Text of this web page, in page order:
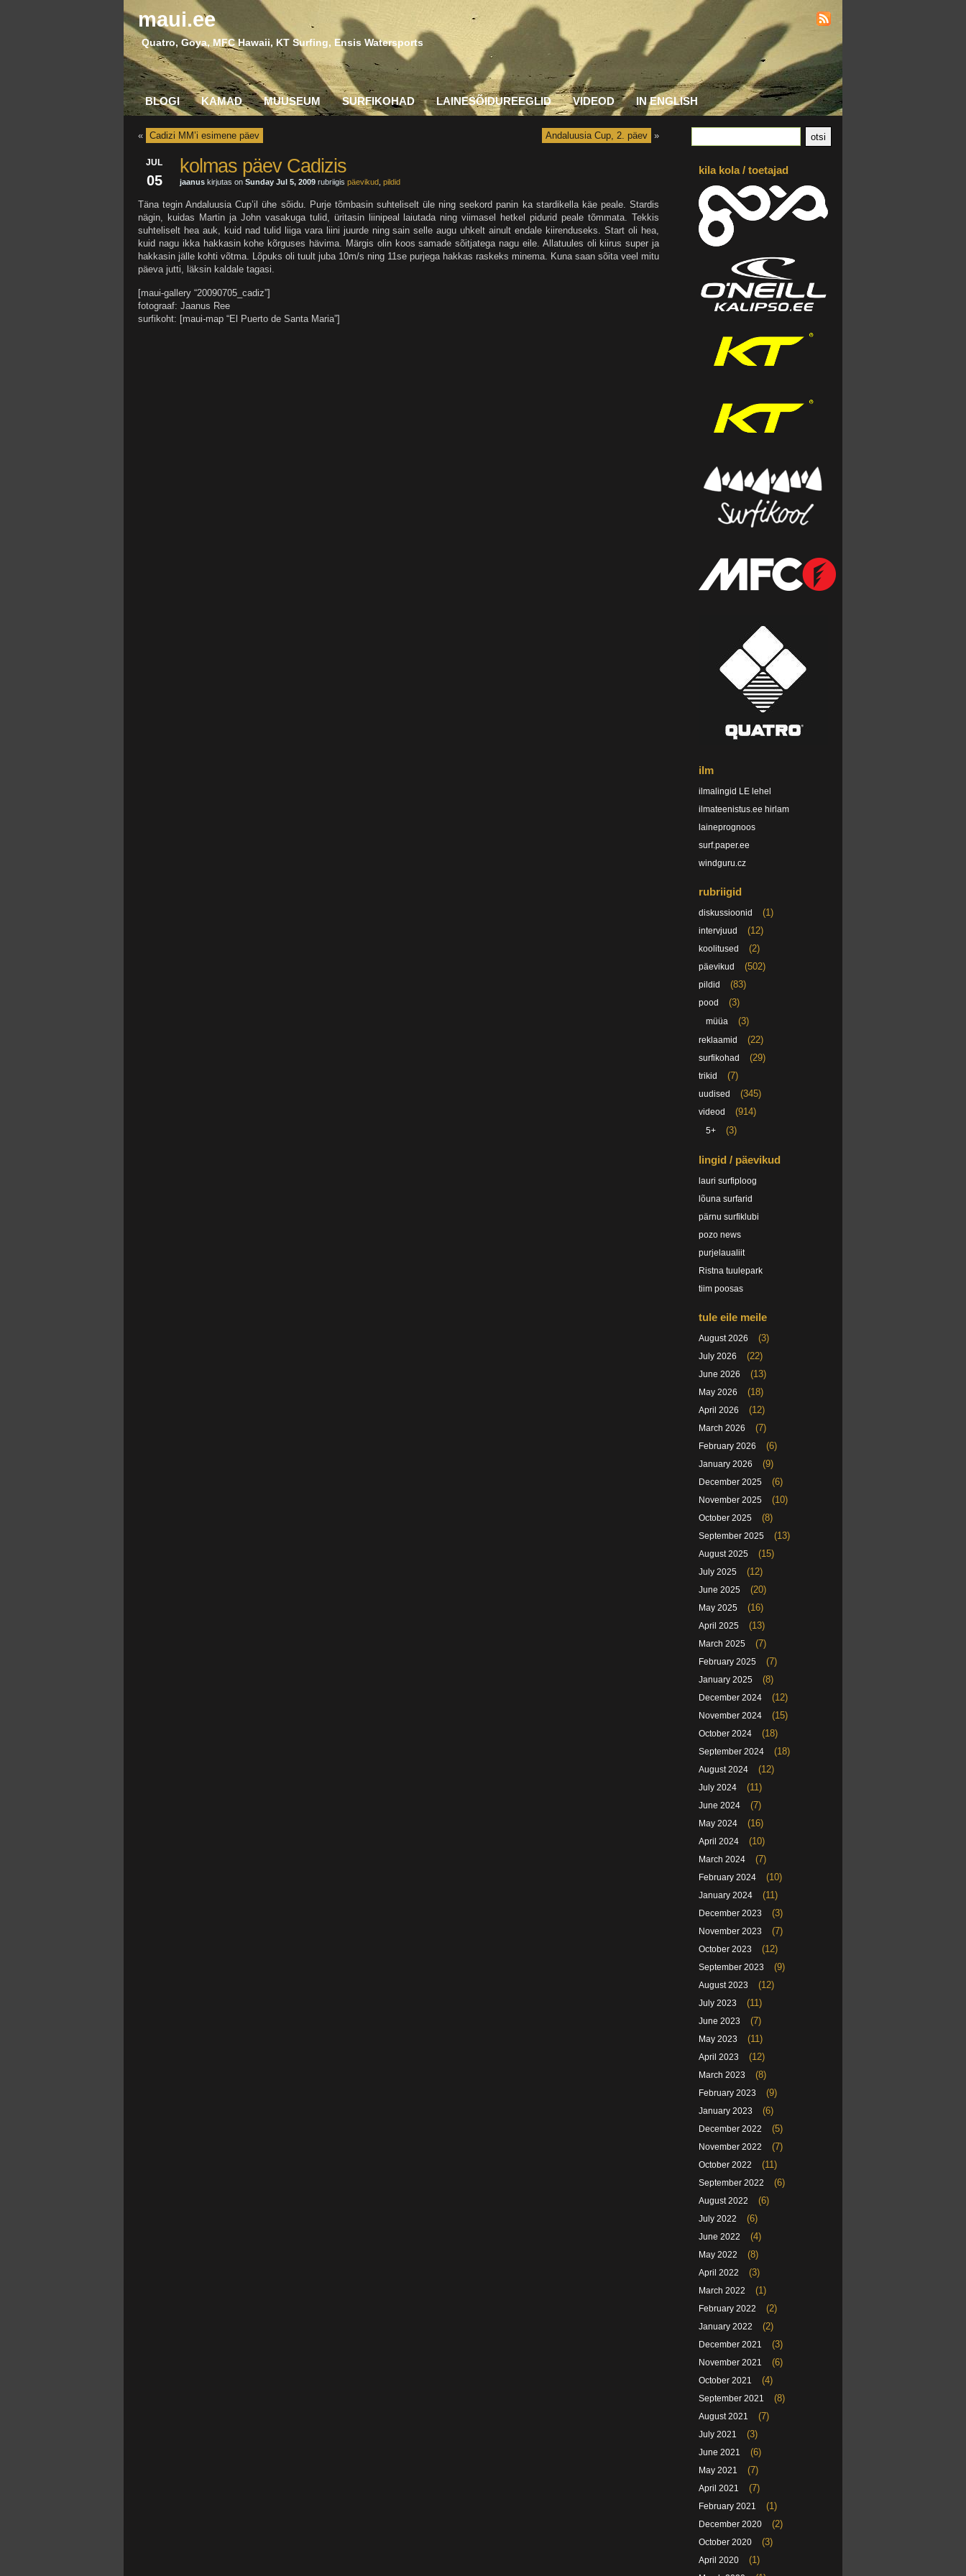
maui.ee
Quatro, Goya, MFC Hawaii, KT Surfing, Ensis Watersports
BLOGI KAMAD MUUSEUM SURFIKOHAD LAINESÕIDUREEGLID VIDEOD IN ENGLISH
Andaluusia Cup, 2. päev »
« Cadizi MM’i esimene päev
JUL
05
kolmas päev Cadizis
jaanus kirjutas on Sunday Jul 5, 2009 rubriigis päevikud pildid
Täna tegin Andaluusia Cup’il ühe sõidu. Purje tõmbasin suhteliselt üle ning seekord panin ka stardikella käe peale. Stardis
nägin, kuidas Martin ja John vasakuga tulid, üritasin liinipeal laiutada ning viimasel hetkel pidurid peale tõmmata. Tekkis
suhteliselt hea auk, kuid nad tulid liiga vara liini juurde ning sain selle augu uhkelt ainult endale kiirenduseks. Start oli hea,
kuid nagu ikka hakkasin kohe kõrguses hävima. Märgis olin koos samade sõitjatega nagu eile. Allatuules oli kiirus super ja
hakkasin jälle kohti võtma. Lõpuks oli tuult juba 10m/s ning 11se purjega hakkas raskeks minema. Kuna saan sõita veel mitu
päeva jutti, läksin kaldale tagasi.
[maui-gallery “20090705_cadiz”]
fotograaf: Jaanus Ree
surfikoht: [maui-map “El Puerto de Santa Maria”]
kila kola / toetajad
ilm
ilmalingid LE lehel
ilmateenistus.ee hirlam
laineprognoos
surf.paper.ee
windguru.cz
rubriigid
diskussioonid (1)
intervjuud (12)
koolitused (2)
päevikud (502)
pildid (83)
pood (3)
müüa (3)
reklaamid (22)
surfikohad (29)
trikid (7)
uudised (345)
videod (914)
5+ (3)
lingid / päevikud
lauri surfiploog
lõuna surfarid
pärnu surfiklubi
pozo news
purjelaualiit
Ristna tuulepark
tiim poosas
tule eile meile
August 2026 (3)
July 2026 (22)
June 2026 (13)
May 2026 (18)
April 2026 (12)
March 2026 (7)
February 2026 (6)
January 2026 (9)
December 2025 (6)
November 2025 (10)
October 2025 (8)
September 2025 (13)
August 2025 (15)
July 2025 (12)
June 2025 (20)
May 2025 (16)
April 2025 (13)
March 2025 (7)
February 2025 (7)
January 2025 (8)
December 2024 (12)
November 2024 (15)
October 2024 (18)
September 2024 (18)
August 2024 (12)
July 2024 (11)
June 2024 (7)
May 2024 (16)
April 2024 (10)
March 2024 (7)
February 2024 (10)
January 2024 (11)
December 2023 (3)
November 2023 (7)
October 2023 (12)
September 2023 (9)
August 2023 (12)
July 2023 (11)
June 2023 (7)
May 2023 (11)
April 2023 (12)
March 2023 (8)
February 2023 (9)
January 2023 (6)
December 2022 (5)
November 2022 (7)
October 2022 (11)
September 2022 (6)
August 2022 (6)
July 2022 (6)
June 2022 (4)
May 2022 (8)
April 2022 (3)
March 2022 (1)
February 2022 (2)
January 2022 (2)
December 2021 (3)
November 2021 (6)
October 2021 (4)
September 2021 (8)
August 2021 (7)
July 2021 (3)
June 2021 (6)
May 2021 (7)
April 2021 (7)
February 2021 (1)
December 2020 (2)
October 2020 (3)
April 2020 (1)